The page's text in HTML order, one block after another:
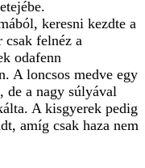
keresni kezdte a
csak felnéz a
odafenn
A loncsos medve egy
de a nagy súlyával
A kisgyerek pedig
amíg csak haza nem